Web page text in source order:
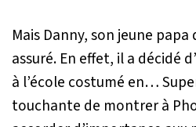
Mais Danny, son jeune
assuré. En effet, il a décidé
à l’école costumé en…
touchante de montrer à